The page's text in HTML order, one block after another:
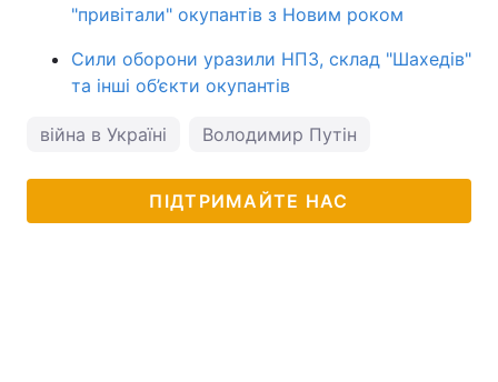
"привітали" окупантів з Новим роком
Сили оборони уразили НПЗ, склад "Шахедів"
та інші об’єкти окупантів
війна в Україні Володимир Путін
ПІДТРИМАЙТЕ НАС